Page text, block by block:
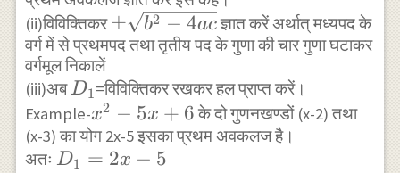
x+c=0
(ii)विविक्तिकर\pm
\sqrt{b^{2}-4
± b2 − 4acज्ञात करें अर्थात् मध्यपद के
वर्ग में से प्रथमपद तथा तृतीय पद के गुणा की चार गुणा घटाकर
वर्गमूल निकालें
(iii)अबD_{1}
D1=विविक्तिकर रखकर हल प्राप्त करें।
Example-x^{2}-5
x+6
x2 − 5x + 6 के दो गुणनखण्डों (x-2) तथा
(x-3) का योग 2x-5 इसका प्रथम अवकलज है।
अतः D_{1}=2x-
D1 = 2x − 5